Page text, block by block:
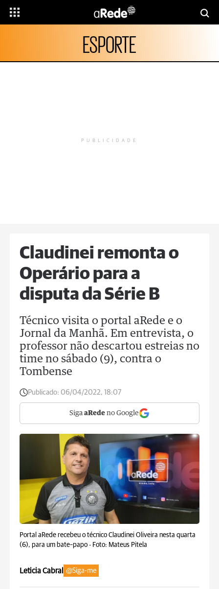
ESPORTE
PUBLICIDADE
Claudinei remonta o
Operário para a
disputa da Série B
Técnico visita o portal aRede e o
Jornal da Manhã. Em entrevista, o
professor não descartou estreias no
time no sábado (9), contra o
Tombense
Publicado: 06/04/2022, 18:07
Siga aRede no Google
Portal aRede recebeu o técnico Claudinei Oliveira nesta quarta
(6), para um bate–papo - Foto: Mateus Pitela
Leticia Cabral @Siga-me